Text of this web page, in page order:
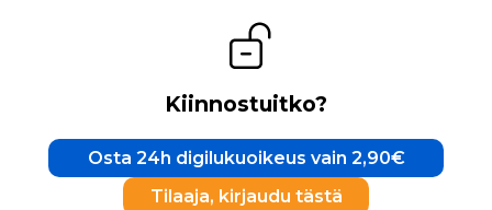
Kiinnostuitko?
Osta 24h digilukuoikeus vain 2,90€
Tilaaja, kirjaudu tästä